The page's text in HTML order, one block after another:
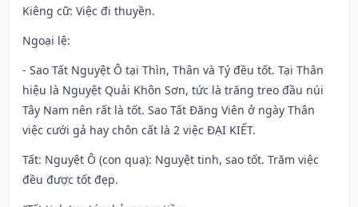
Kiêng cữ: Việc đi thuyền.
Ngoại lệ:
- Sao Tất Nguyệt Ô tại Thìn, Thân và Tý đều tốt. Tại Thân
hiệu là Nguyệt Quải Khôn Sơn, tức là trăng treo đầu núi
Tây Nam nên rất là tốt. Sao Tất Đăng Viên ở ngày Thân
việc cưới gả hay chôn cất là 2 việc ĐẠI KIẾT.
Tất: Nguyệt Ô (con quạ): Nguyệt tinh, sao tốt. Trăm việc
đều được tốt đẹp.